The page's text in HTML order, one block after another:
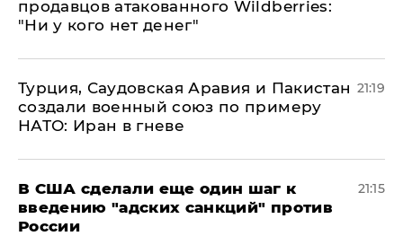
продавцов атакованного Wildberries:
"Ни у кого нет денег"
Турция, Саудовская Аравия и Пакистан
создали военный союз по примеру
НАТО: Иран в гневе
21:19
В США сделали еще один шаг к
введению "адских санкций" против
России
21:15